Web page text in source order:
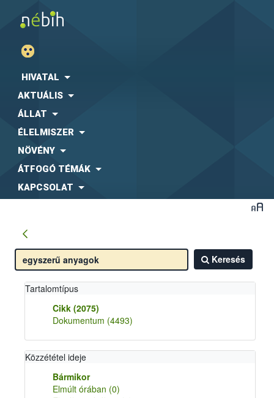
HIVATAL
AKTUÁLIS
ÁLLAT
ÉLELMISZER
NÖVÉNY
ÁTFOGÓ TÉMÁK
KAPCSOLAT
Keresés
Tartalomtípus
Cikk (2075)
Dokumentum (4493)
Közzététel ideje
Bármikor
Elmúlt órában (0)